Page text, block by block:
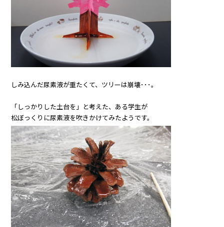
しみ込んだ尿素液が重たくて、ツリーは崩壊･･･。
「しっかりした土台を」と考えた、ある学生が
松ぼっくりに尿素液を吹きかけてみたようです。